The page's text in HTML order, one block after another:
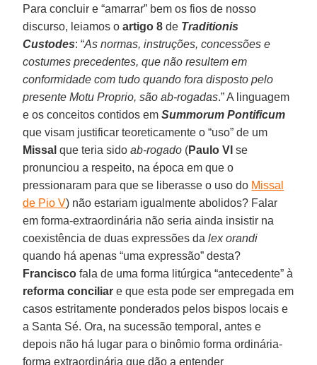
Para concluir e “amarrar” bem os fios de nosso
discurso, leiamos oartigo 8 de Traditionis
Custodes: “As normas, instruções, concessões e
costumes precedentes, que não resultem em
conformidade com tudo quando fora disposto pelo
presente Motu Proprio, são ab-rogadas.” A linguagem
e os conceitos contidos emSummorum Pontificum
que visam justificar teoreticamente o “uso” de um
Missal que teria sidoab-rogado (Paulo VI se
pronunciou a respeito, na época em que o
pressionaram para que se liberasse o uso do Missal
de Pio V) não estariam igualmente abolidos? Falar
em forma-extraordinária não seria ainda insistir na
coexistência de duas expressões da lex orandi
quando há apenas “uma expressão” desta?
Francisco fala de uma forma litúrgica “antecedente” à
reforma conciliar e que esta pode ser empregada em
casos estritamente ponderados pelos bispos locais e
a Santa Sé. Ora, na sucessão temporal, antes e
depois não há lugar para o binômio forma ordinária-
forma extraordinária que dão a entender